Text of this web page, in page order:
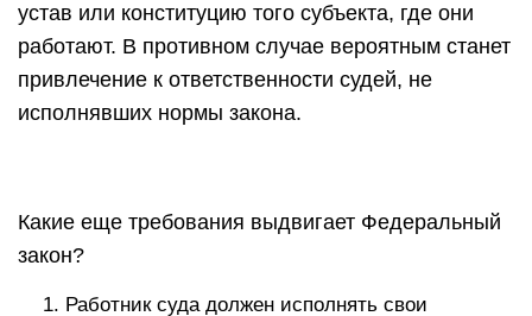
устав или конституцию того субъекта, где они
работают. В противном случае вероятным станет
привлечение к ответственности судей, не
исполнявших нормы закона.
Какие еще требования выдвигает Федеральный
закон?
Работник суда должен исполнять свои